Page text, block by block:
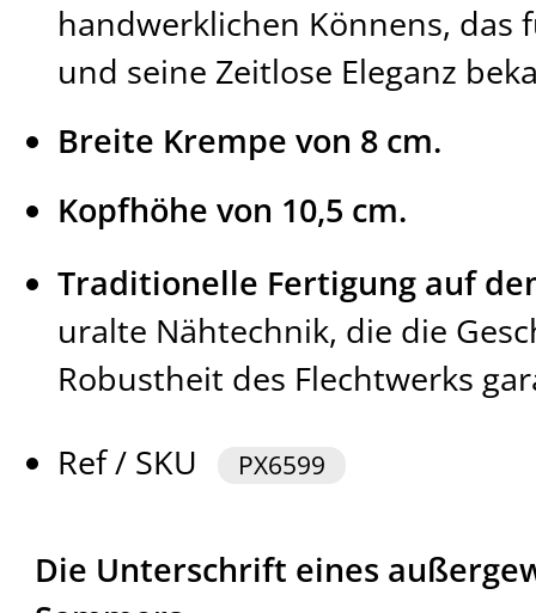
handwerklichen Könnens, das
und seine Zeitlose Eleganz
Breite Krempe von 8 cm.
Kopfhöhe von 10,5 cm.
Traditionelle Fertigung auf
uralte Nähtechnik, die die
Robustheit des Flechtwerks
Ref / SKU
PX6599
Die Unterschrift eines